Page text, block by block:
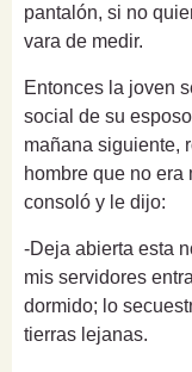
pantalón, si no
vara de medir.
Entonces la joven
social de su
mañana siguiente,
hombre que no era
consoló y le dijo:
-Deja abierta esta
mis servidores
dormido; lo
tierras lejanas.